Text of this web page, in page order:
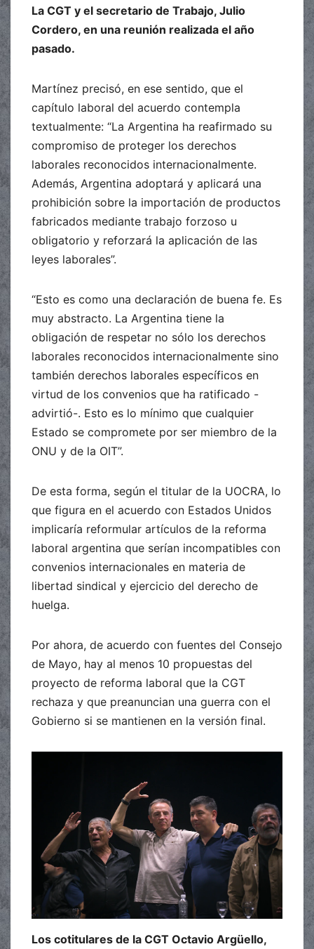
La CGT y el secretario de Trabajo, Julio
Cordero, en una reunión realizada el año
pasado.
Martínez precisó, en ese sentido, que el
capítulo laboral del acuerdo contempla
textualmente: “La Argentina ha reafirmado su
compromiso de proteger los derechos
laborales reconocidos internacionalmente.
Además, Argentina adoptará y aplicará una
prohibición sobre la importación de productos
fabricados mediante trabajo forzoso u
obligatorio y reforzará la aplicación de las
leyes laborales”.
“Esto es como una declaración de buena fe. Es
muy abstracto. La Argentina tiene la
obligación de respetar no sólo los derechos
laborales reconocidos internacionalmente sino
también derechos laborales específicos en
virtud de los convenios que ha ratificado -
advirtió-. Esto es lo mínimo que cualquier
Estado se compromete por ser miembro de la
ONU y de la OIT”.
De esta forma, según el titular de la UOCRA, lo
que figura en el acuerdo con Estados Unidos
implicaría reformular artículos de la reforma
laboral argentina que serían incompatibles con
convenios internacionales en materia de
libertad sindical y ejercicio del derecho de
huelga.
Por ahora, de acuerdo con fuentes del Consejo
de Mayo, hay al menos 10 propuestas del
proyecto de reforma laboral que la CGT
rechaza y que preanuncian una guerra con el
Gobierno si se mantienen en la versión final.
Los cotitulares de la CGT Octavio Argüello,